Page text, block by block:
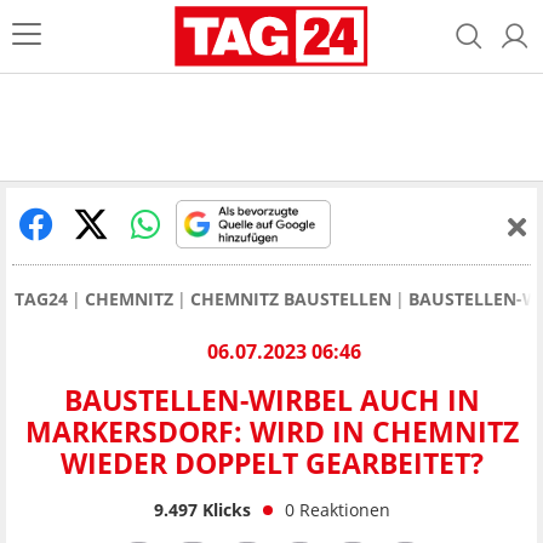
TAG24 CHEMNITZ CHEMNITZ BAUSTELLEN BAUSTELLEN-
06.07.2023 06:46
BAUSTELLEN-WIRBEL AUCH IN
MARKERSDORF: WIRD IN CHEMNITZ
WIEDER DOPPELT GEARBEITET?
9.497Klicks 0 Reaktionen